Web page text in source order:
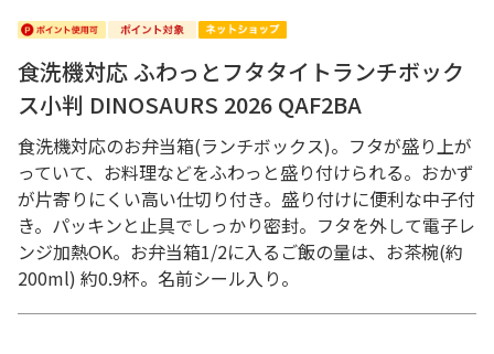
食洗機対応 ふわっとフタタイトランチボック
ス小判 DINOSAURS 2026 QAF2BA
食洗機対応のお弁当箱(ランチボックス)。フタが盛り上が
っていて、お料理などをふわっと盛り付けられる。おかず
が片寄りにくい高い仕切り付き。盛り付けに便利な中子付
き。パッキンと止具でしっかり密封。フタを外して電子レ
ンジ加熱OK。お弁当箱1/2に入るご飯の量は、お茶椀(約
200ml) 約0.9杯。名前シール入り。